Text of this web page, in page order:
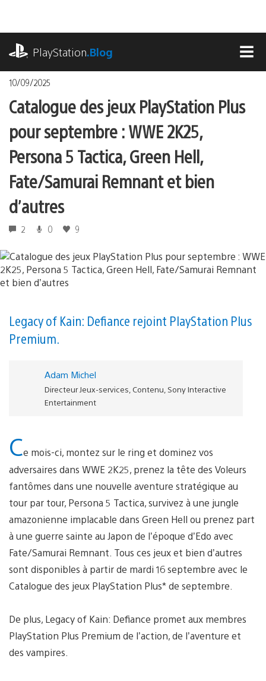
contenu
PlayStation.Blog
10/09/2025
Catalogue des jeux PlayStation Plus
pour septembre : WWE 2K25,
Persona 5 Tactica, Green Hell,
Fate/Samurai Remnant et bien
d’autres
2 0 9
Legacy of Kain: Defiance rejoint PlayStation Plus
Premium.
Adam Michel
Directeur Jeux-services, Contenu, Sony Interactive
Entertainment
Ce mois-ci, montez sur le ring et dominez vos
adversaires dans WWE 2K25, prenez la tête des Voleurs
fantômes dans une nouvelle aventure stratégique au
tour par tour, Persona 5 Tactica, survivez à une jungle
amazonienne implacable dans Green Hell ou prenez part
à une guerre sainte au Japon de l’époque d’Edo avec
Fate/Samurai Remnant. Tous ces jeux et bien d’autres
sont disponibles à partir de mardi 16 septembre avec le
Catalogue des jeux PlayStation Plus* de septembre.
De plus, Legacy of Kain: Defiance promet aux membres
PlayStation Plus Premium de l’action, de l’aventure et
des vampires.